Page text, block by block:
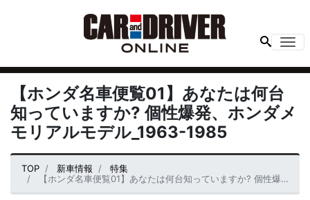
【ホンダ名車便覧01】あなたは何台
知っていますか? 個性爆発、ホンダメ
モリアルモデル_1963-1985
TOP 新車情報
特集
【ホンダ名車便覧01】あなたは何台知っていますか? 個性爆発、ホンダメモリアルモデル_1963-1985